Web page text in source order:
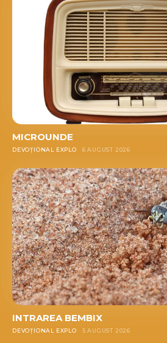
MICROUNDE
DEVOȚIONAL EXPLO 6 AUGUST 2026
INTRAREA BEMBIX
DEVOȚIONAL EXPLO 5 AUGUST 2026